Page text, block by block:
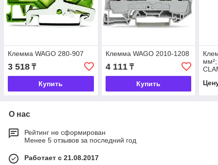
Клемма WAGO 280-907
3 518 ₸
Купить
Клемма WAGO 2010-1208
4 111₸
Купить
О нас
Рейтинг не сформирован
Менее 5 отзывов за последний год
Работает с 21.08.2017